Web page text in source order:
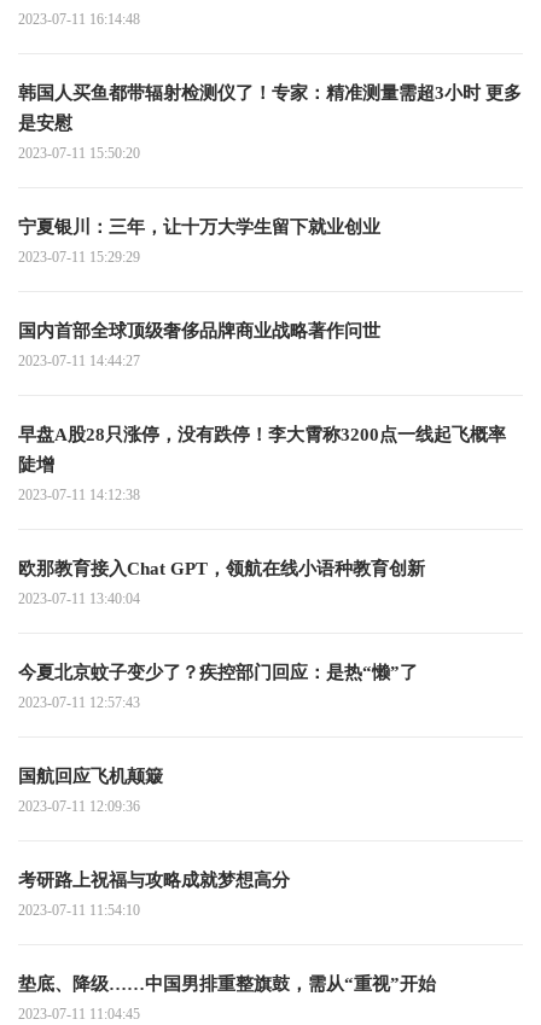
2023-07-11 16:14:48
韩国人买鱼都带辐射检测仪了！专家：精准测量需超3小时 更多
是安慰
2023-07-11 15:50:20
宁夏银川：三年，让十万大学生留下就业创业
2023-07-11 15:29:29
国内首部全球顶级奢侈品牌商业战略著作问世
2023-07-11 14:44:27
早盘A股28只涨停，没有跌停！李大霄称3200点一线起飞概率
陡增
2023-07-11 14:12:38
欧那教育接入Chat GPT，领航在线小语种教育创新
2023-07-11 13:40:04
今夏北京蚊子变少了？疾控部门回应：是热“懒”了
2023-07-11 12:57:43
国航回应飞机颠簸
2023-07-11 12:09:36
考研路上祝福与攻略成就梦想高分
2023-07-11 11:54:10
垫底、降级……中国男排重整旗鼓，需从“重视”开始
2023-07-11 11:04:45